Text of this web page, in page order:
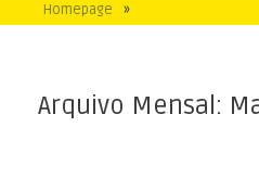
Homepage »
Arquivo Mensal: